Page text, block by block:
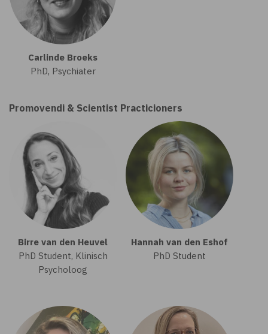
Carlinde Broeks
PhD, Psychiater
Promovendi & Scientist Practicioners
Birre van den Heuvel
PhD Student, Klinisch
Psycholoog
Hannah van den Eshof
PhD Student